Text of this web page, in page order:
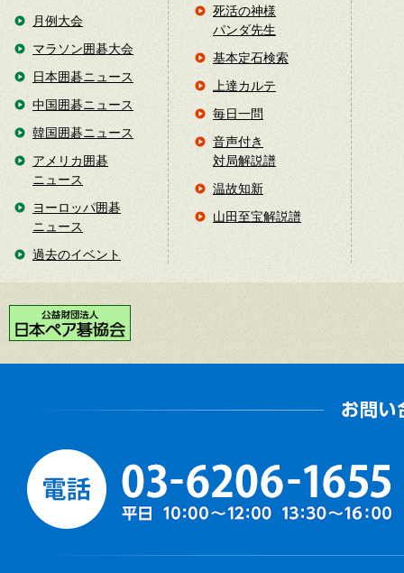
月例大会
マラソン囲碁大会
日本囲碁ニュース
中国囲碁ニュース
韓国囲碁ニュース
アメリカ囲碁
ニュース
ヨーロッパ囲碁
ニュース
過去のイベント
死活の神様
パンダ先生
基本定石検索
上達カルテ
毎日一問
音声付き
対局解説譜
温故知新
山田至宝解説譜